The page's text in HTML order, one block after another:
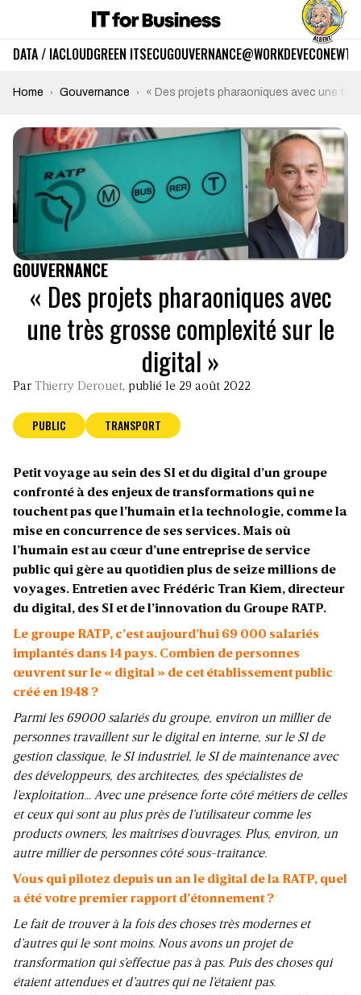
DATA / IACLOUDGREEN ITSECUGOUVERNANCE@WORKDEVECO
Home Gouvernance « Des projets pharaoniques avec une
GOUVERNANCE
« Des projets pharaoniques avec
une très grosse complexité sur le
digital »
Par Thierry Derouet, publié le 29 août 2022
PUBLIC TRANSPORT
Petit voyage au sein des SI et du digital d’un groupe
confronté à des enjeux de transformations qui ne
touchent pas que l’humain et la technologie, comme la
mise en concurrence de ses services. Mais où
l’humain est au cœur d’une entreprise de service
public qui gère au quotidien plus de seize millions de
voyages. Entretien avec Frédéric Tran Kiem, directeur
du digital, des SI et de l’innovation du Groupe RATP.
Le groupe RATP, c’est aujourd’hui 69 000 salariés
implantés dans 14 pays. Combien de personnes
œuvrent sur le « digital » de cet établissement public
créé en 1948 ?
Parmi les 69000 salariés du groupe, environ un millier de
personnes travaillent sur le digital en interne, sur le SI de
gestion classique, le SI industriel, le SI de maintenance avec
des développeurs, des architectes, des spécialistes de
l’exploitation… Avec une présence forte côté métiers de celles
et ceux qui sont au plus près de l’utilisateur comme les
products owners, les maîtrises d’ouvrages. Plus, environ, un
autre millier de personnes côté sous-traitance.
Vous qui pilotez depuis un an le digital de la RATP, quel
a été votre premier rapport d’étonnement ?
Le fait de trouver à la fois des choses très modernes et
d’autres qui le sont moins. Nous avons un projet de
transformation qui s’effectue pas à pas. Puis des choses qui
étaient attendues et d’autres qui ne l’étaient pas.